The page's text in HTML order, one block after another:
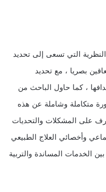
التي تسعى إلى تحديد
بصريا ، مع تحديد
، كما حاول الباحث من
متكاملة وشاملة عن هذه
على المشكلات والتحديات
وأخصائي العلاج الطبيعي
الخدمات المساندة والتربية